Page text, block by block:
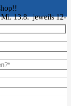
Mi. 13.8. jeweils 12-